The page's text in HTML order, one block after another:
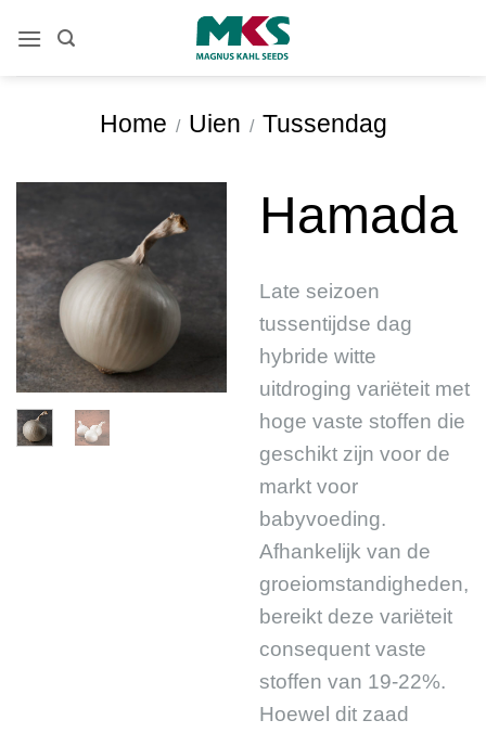
naar
Home / Uien / Tussendag
Hamada
Late seizoen
tussentijdse dag
hybride witte
uitdroging variëteit met
hoge vaste stoffen die
geschikt zijn voor de
markt voor
babyvoeding.
Afhankelijk van de
groeiomstandigheden,
bereikt deze variëteit
consequent vaste
stoffen van 19-22%.
Hoewel dit zaad